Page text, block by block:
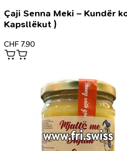
Çaji Senna Meki – Kundër
Kapsllëkut )
CHF 7.90